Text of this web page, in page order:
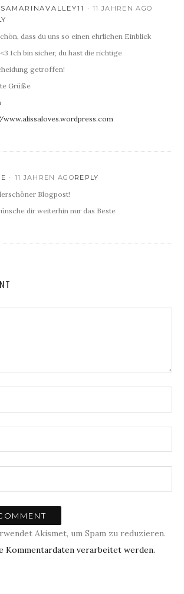
11 JAHREN AGO
dass du uns so einen ehrlichen Einblick
Ich bin sicher, du hast die richtige
getroffen!
Grüße
11 JAHREN AGOREPLY
Blogpost!
dir weiterhin nur das Beste
Akismet, um Spam zu reduzieren.
Kommentardaten verarbeitet werden.